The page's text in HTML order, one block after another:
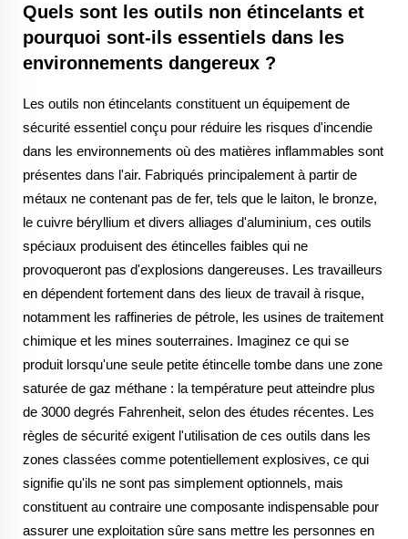
Quels sont les outils non étincelants et
pourquoi sont-ils essentiels dans les
environnements dangereux ?
Les outils non étincelants constituent un équipement de
sécurité essentiel conçu pour réduire les risques d'incendie
dans les environnements où des matières inflammables sont
présentes dans l'air. Fabriqués principalement à partir de
métaux ne contenant pas de fer, tels que le laiton, le bronze,
le cuivre béryllium et divers alliages d'aluminium, ces outils
spéciaux produisent des étincelles faibles qui ne
provoqueront pas d'explosions dangereuses. Les travailleurs
en dépendent fortement dans des lieux de travail à risque,
notamment les raffineries de pétrole, les usines de traitement
chimique et les mines souterraines. Imaginez ce qui se
produit lorsqu'une seule petite étincelle tombe dans une zone
saturée de gaz méthane : la température peut atteindre plus
de 3000 degrés Fahrenheit, selon des études récentes. Les
règles de sécurité exigent l'utilisation de ces outils dans les
zones classées comme potentiellement explosives, ce qui
signifie qu'ils ne sont pas simplement optionnels, mais
constituent au contraire une composante indispensable pour
assurer une exploitation sûre sans mettre les personnes en